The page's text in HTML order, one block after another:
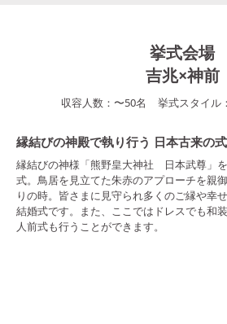
挙式会場
吉兆×神前
収容人数： 〜50名 挙式スタイル：
縁結びの神殿で執り行う 日本古来の
縁結びの神様「熊野皇大神社 日本武尊」
式。鳥居を見立てた朱赤のアプローチを親
りの時。皆さまに見守られ多くのご縁や幸
結婚式です。また、ここではドレスでも和
人前式も行うことができます。